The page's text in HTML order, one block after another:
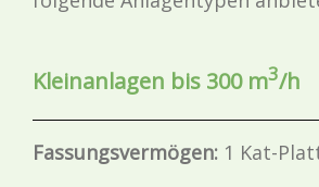
Kleinanlagen bis 300 m3/h
Fassungsvermögen: 1 Kat-